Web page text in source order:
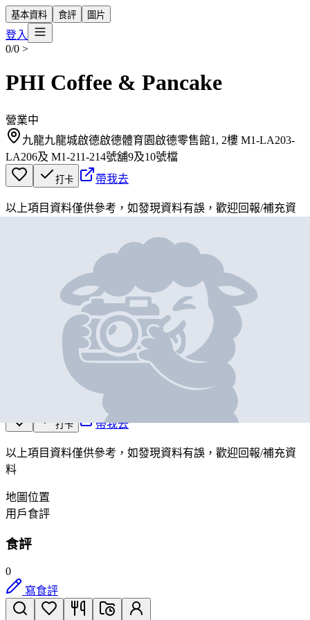
基本資料 食評 圖片
登入
0/0 >
PHI Coffee & Pancake
營業中
九龍九龍城啟德啟德體育園啟德零售館1, 2樓 M1-LA203-
LA206及 M1-211-214號舖9及10號檔
打卡 帶我去
以上項目資料僅供參考，如發現資料有誤，歡迎回報/補充資
PHI Coffee & Pancake
九龍九龍城啟德啟德體育園啟德零售館1, 2樓 M1-LA203-
LA206及 M1-211-214號舖9及10號檔
打卡 帶我去
以上項目資料僅供參考，如發現資料有誤，歡迎回報/補充資
料
地圖位置
用戶食評
食評
0
寫食評